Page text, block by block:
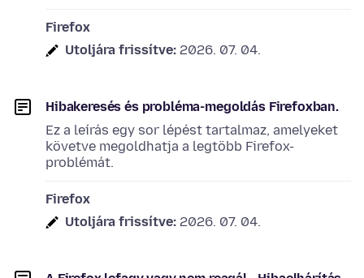
Firefox
Utoljára frissítve: 2026. 07. 04.
Hibakeresés és probléma-megoldás Firefoxban.
Ez a leírás egy sor lépést tartalmaz, amelyeket
követve megoldhatja a legtöbb Firefox-
problémát.
Firefox
Utoljára frissítve: 2026. 07. 04.